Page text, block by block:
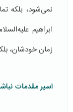
نمی‌شود، بلکه
ابراهیم
زمان خودشان،
اسیر مقدمات